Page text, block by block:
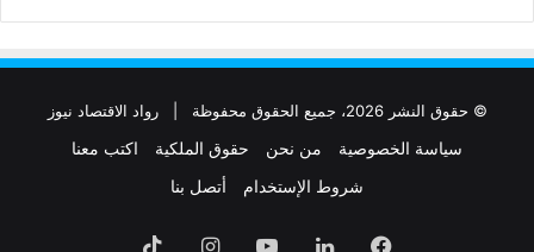
© حقوق النشر 2026، جميع الحقوق محفوظة | رواد الاقتصاد نيوز
سياسة الخصوصية من نحن حقوق الملكية
اكتب معنا
شروط الإستخدام
أتصل بنا
فيسبوكلينكدإن‫YouTubeانستقرام